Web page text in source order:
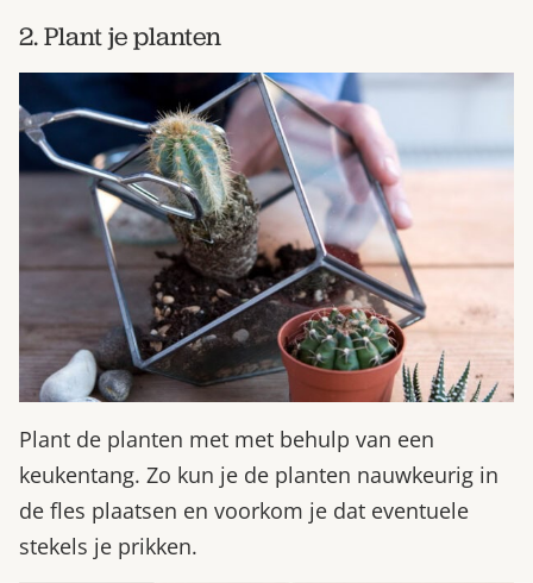
2. Plant je planten
Plant de planten met met behulp van een
keukentang. Zo kun je de planten nauwkeurig in
de fles plaatsen en voorkom je dat eventuele
stekels je prikken.